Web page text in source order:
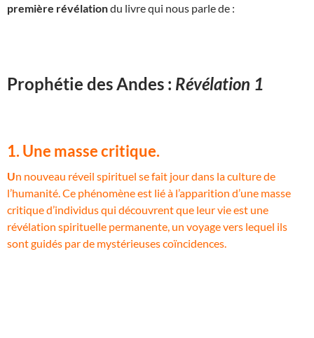
première révélationdu livre qui nous parle de :
Prophétie des Andes : Révélation 1
1. Une masse critique.
Un nouveau réveil spirituel se fait jour dans la culture de
l’humanité. Ce phénomène est lié à l’apparition d’une masse
critique d’individus qui découvrent que leur vie est une
révélation spirituelle permanente, un voyage vers lequel ils
sont guidés par de mystérieuses coïncidences.